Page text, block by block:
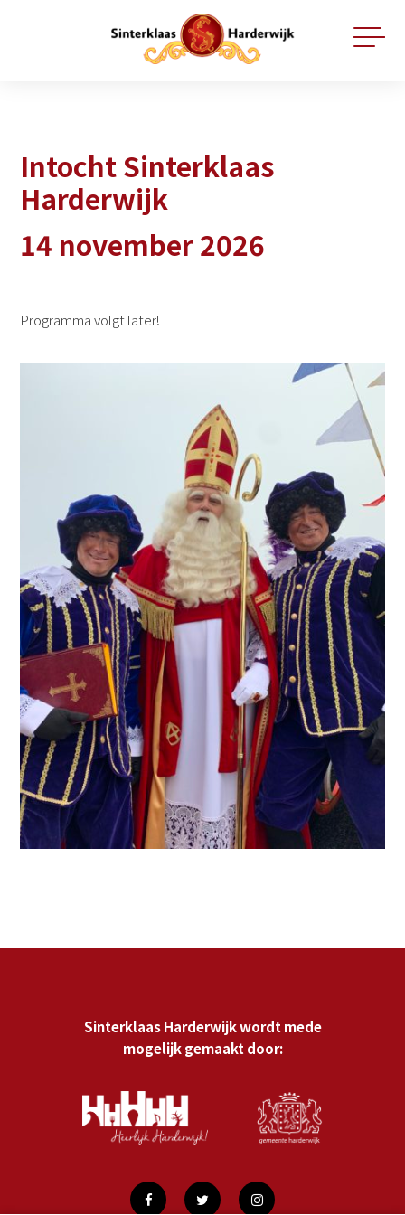
Intocht Sinterklaas
Harderwijk
14 november 2026
Programma volgt later!
Sinterklaas Harderwijk wordt mede
mogelijk gemaakt door: